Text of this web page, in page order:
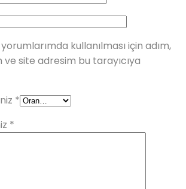
kullanılması için adım,
site adresim bu tarayıcıya
*
*